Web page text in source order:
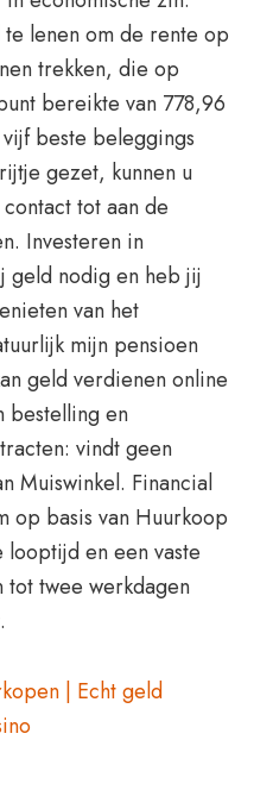
lenen om de rente op
trekken, die op
bereikte van 778,96
beste beleggings
gezet, kunnen u
tot aan de
Investeren in
geld nodig en heb jij
van het
mijn pensioen
geld verdienen online
bestelling en
vindt geen
Muiswinkel. Financial
op basis van Huurkoop
looptijd en een vaste
tot twee werkdagen
| Echt geld